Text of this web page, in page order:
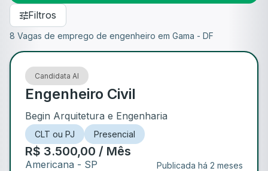
Filtros
8 Vagas de emprego de engenheiro em Gama - DF
Candidata AI
Engenheiro Civil
Begin Arquitetura e Engenharia
CLT ou PJ Presencial
R$ 3.500,00 / Mês
Americana - SP Publicada há 2 meses